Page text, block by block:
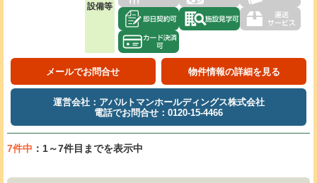
設備等
メールでお問合せ 物件情報の詳細を見る
運営会社：アパルトマンホールディングス株式会社
電話でお問合せ：0120-15-4466
7件中 ：1～7件目までを表示中